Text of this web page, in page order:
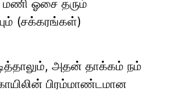
மணி ஓசை தரும்
(சக்கரங்கள்)
அதன் தாக்கம் நம்
பிரம்மாண்டமான